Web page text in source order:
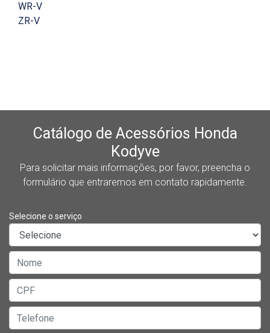
WR-V
ZR-V
Catálogo de Acessórios Honda
Kodyve
Para solicitar mais informações, por favor, preencha o
formulário que entraremos em contato rapidamente.
Selecione o serviço